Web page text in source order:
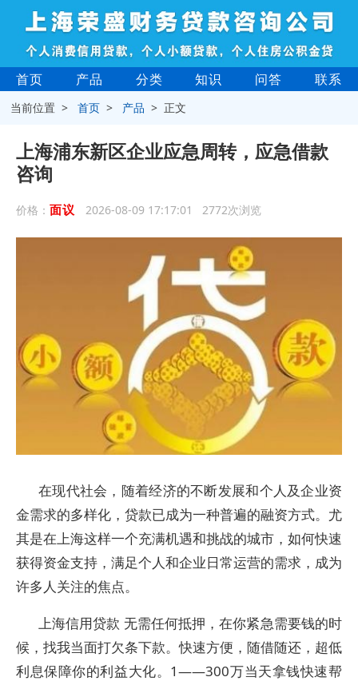
首页 产品 分类 知识 问答 联系
当前位置 >首页 > 产品 > 正文
上海浦东新区企业应急周转，应急借款
咨询
价格： 面议 2026-08-09 17:17:01 2772次浏览
在现代社会，随着经济的不断发展和个人及企业资
金需求的多样化，贷款已成为一种普遍的融资方式。尤
其是在上海这样一个充满机遇和挑战的城市，如何快速
获得资金支持，满足个人和企业日常运营的需求，成为
许多人关注的焦点。
上海信用贷款 无需任何抵押，在你紧急需要钱的时
候，找我当面打欠条下款。快速方便，随借随还，超低
利息保障你的利益大化。1——300万当天拿钱快速帮